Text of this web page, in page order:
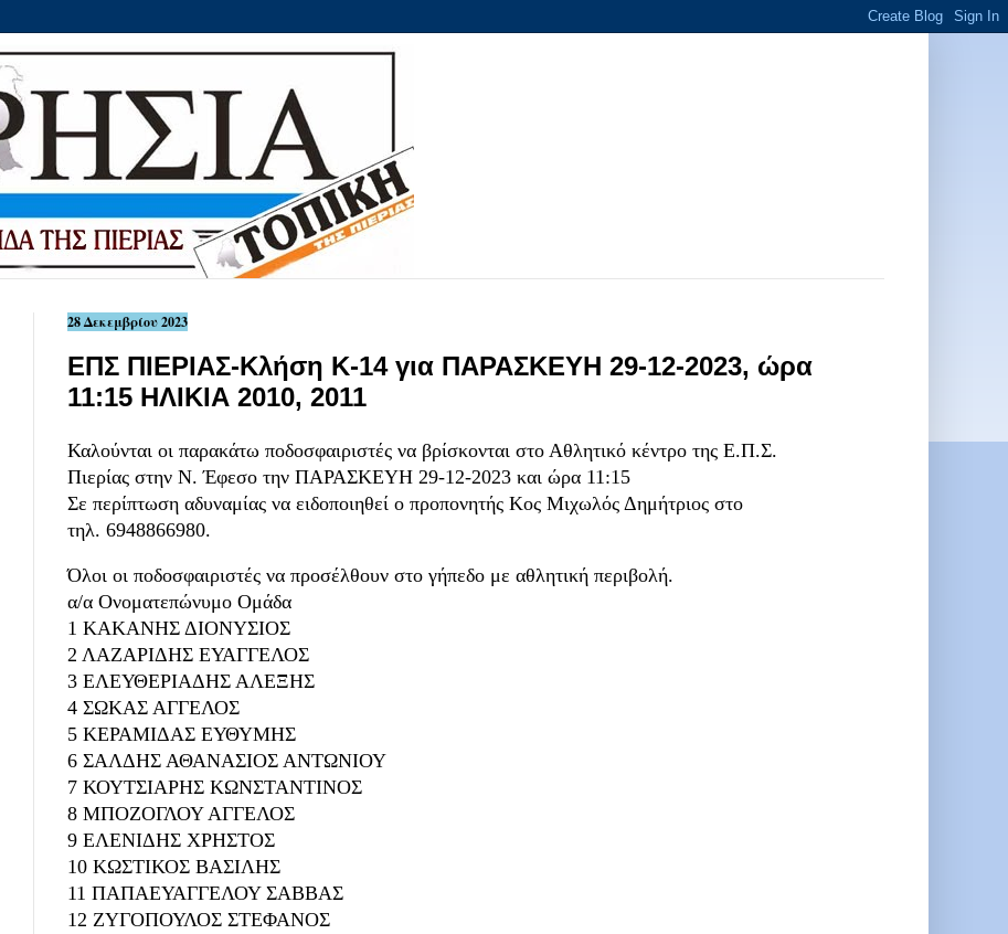
28 Δεκεμβρίου 2023
ΕΠΣ ΠΙΕΡΙΑΣ-Κλήση Κ-14 για ΠΑΡΑΣΚΕΥΗ 29-12-2023, ώρα
11:15 ΗΛΙΚΙΑ 2010, 2011
Καλούνται οι παρακάτω ποδοσφαιριστές να βρίσκονται στο Αθλητικό κέντρο της Ε.Π.Σ.
Πιερίας στην Ν. Έφεσο την ΠΑΡΑΣΚΕΥΗ 29-12-2023 και ώρα 11:15
Σε περίπτωση αδυναμίας να ειδοποιηθεί ο προπονητής Κος Μιχωλός Δημήτριος στο
τηλ. 6948866980.
Όλοι οι ποδοσφαιριστές να προσέλθουν στο γήπεδο με αθλητική περιβολή.
α/α Ονοματεπώνυμο Ομάδα
1 ΚΑΚΑΝΗΣ ΔΙΟΝΥΣΙΟΣ
2 ΛΑΖΑΡΙΔΗΣ ΕΥΑΓΓΕΛΟΣ
3 ΕΛΕΥΘΕΡΙΑΔΗΣ ΑΛΕΞΗΣ
4 ΣΩΚΑΣ ΑΓΓΕΛΟΣ
5 ΚΕΡΑΜΙΔΑΣ ΕΥΘΥΜΗΣ
6 ΣΑΛΔΗΣ ΑΘΑΝΑΣΙΟΣ ΑΝΤΩΝΙΟΥ
7 ΚΟΥΤΣΙΑΡΗΣ ΚΩΝΣΤΑΝΤΙΝΟΣ
8 ΜΠΟΖΟΓΛΟΥ ΑΓΓΕΛΟΣ
9 ΕΛΕΝΙΔΗΣ ΧΡΗΣΤΟΣ
10 ΚΩΣΤΙΚΟΣ ΒΑΣΙΛΗΣ
11 ΠΑΠΑΕΥΑΓΓΕΛΟΥ ΣΑΒΒΑΣ
12 ΖΥΓΟΠΟΥΛΟΣ ΣΤΕΦΑΝΟΣ